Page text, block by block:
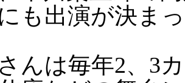
も出演が決ま
んは毎年2、3